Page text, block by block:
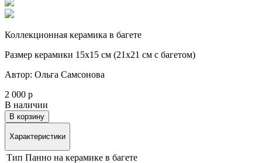
Коллекционная керамика в багете
Размер керамики 15х15 см (21х21 см с багетом)
Автор: Ольга Самсонова
2 000 р
В наличии
В корзину
Характеристики
Тип Панно на керамике в багете